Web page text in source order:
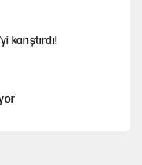
karıştırdı!